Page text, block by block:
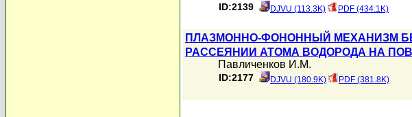
ID:2139 DJVU (113.3K) PDF (434.1K)
ПЛАЗМОННО-ФОНОННЫЙ МЕХАНИЗМ
РАССЕЯНИИ АТОМА ВОДОРОДА НА
Павличенков И.М.
ID:2177 DJVU (180.9K) PDF (381.8K)